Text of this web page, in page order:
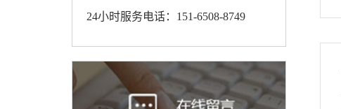
24小时服务电话：151-6508-8749